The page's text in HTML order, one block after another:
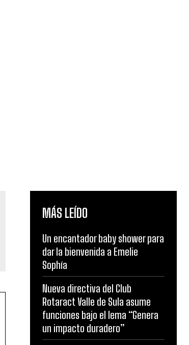
MÁS LEÍDO
Un encantador baby shower para
dar la bienvenida a Emelie
Sophía
Nueva directiva del Club
Rotaract Valle de Sula asume
funciones bajo el lema “Genera
un impacto duradero”